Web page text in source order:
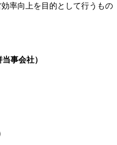
率向上を目的として行うもの
事会社）